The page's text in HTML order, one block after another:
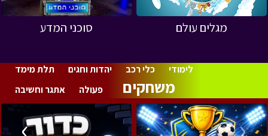
מגלים עולם סוכני המדע
תלת מימד יהדות וחגים כלי רכב
לימודי
אתגר וחשיבה
פעולה משחקים